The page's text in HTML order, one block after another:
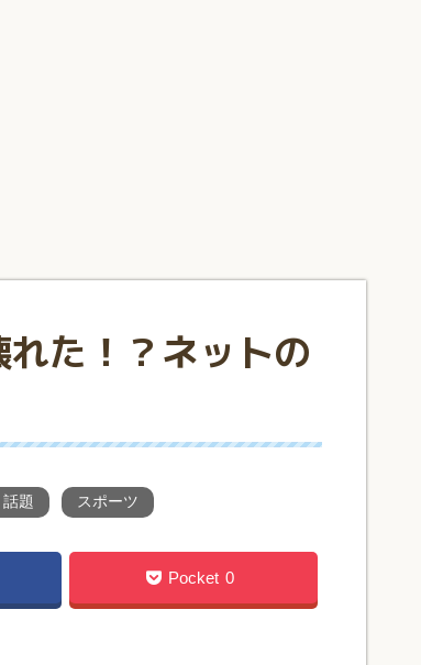
た！？ネットの
話題 スポーツ
Pocket 0